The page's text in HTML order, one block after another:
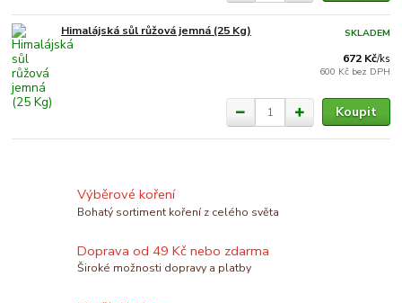
Himalájská sůl růžová jemná (25 Kg)
672 Kč/ks
600 Kč bez DPH
SKLADEM
Koupit
Výběrové koření
Bohatý sortiment koření z celého světa
Doprava od 49 Kč nebo zdarma
Široké možnosti dopravy a platby